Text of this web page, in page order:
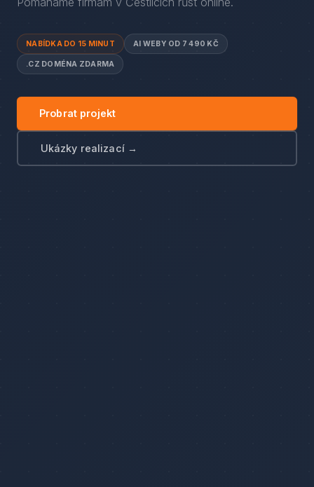
NABÍDKA DO 15 MINUT AI WEBY OD 7 490 KČ
.CZ DOMÉNA ZDARMA
Probrat projekt
Ukázky realizací →